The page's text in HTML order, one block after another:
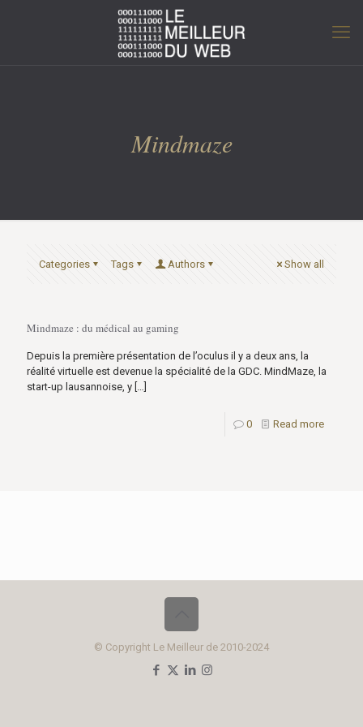
Mindmaze
Categories Tags Authors Show all
Mindmaze : du médical au gaming
Depuis la première présentation de l’oculus il y a deux ans, la
réalité virtuelle est devenue la spécialité de la GDC. MindMaze, la
start-up lausannoise, y […]
0 Read more
© Copyright Le Meilleur de 2010-2024